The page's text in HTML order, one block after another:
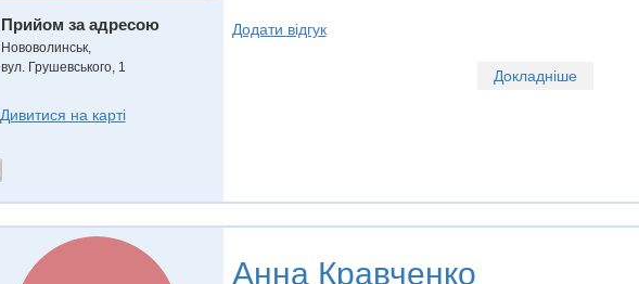
Прийом за адресою
Нововолинськ,
вул. Грушевського, 1
Дивитися на карті
Додати відгук
Докладніше
Анна Кравченко